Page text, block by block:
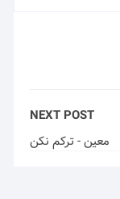
NEXT POST
معین - ترکم نکن